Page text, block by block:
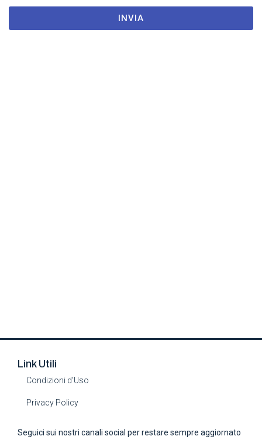
INVIA
Link Utili
Condizioni d’Uso
Privacy Policy
Seguici sui nostri canali social per restare sempre aggiornato